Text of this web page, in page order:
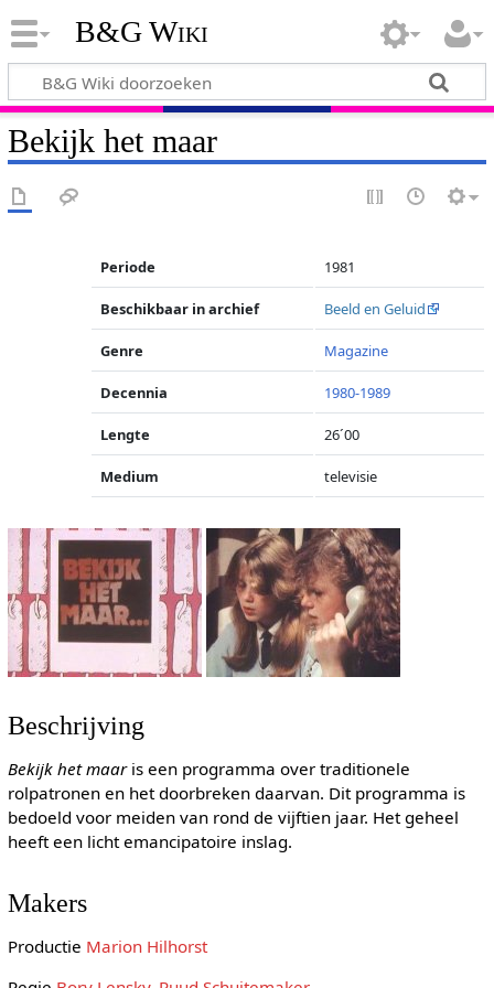
B&G Wiki
Bekijk het maar
Periode 1981
Beschikbaar in archief Beeld en Geluid
Genre Magazine
Decennia 1980-1989
Lengte 26´00
Medium televisie
Beschrijving
Bekijk het maaris een programma over traditionele
rolpatronen en het doorbreken daarvan. Dit programma is
bedoeld voor meiden van rond de vijftien jaar. Het geheel
heeft een licht emancipatoire inslag.
Makers
Productie Marion Hilhorst